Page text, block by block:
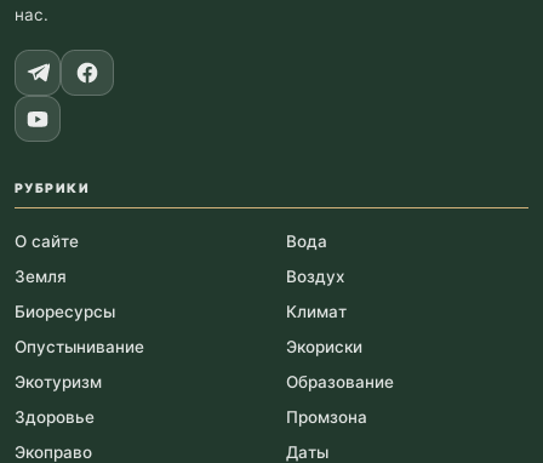
нас.
РУБРИКИ
О сайте
Вода
Земля
Воздух
Биоресурсы
Климат
Опустынивание
Экориски
Экотуризм
Образование
Здоровье
Промзона
Экоправо
Даты